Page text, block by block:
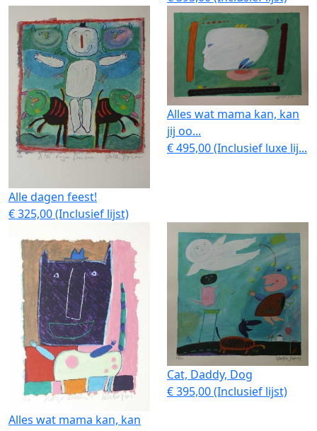
Alle dagen feest!
€ 325,00 (Inclusief lijst)
Alles wat mama kan, kan
jij oo...
€ 495,00 (Inclusief luxe lij...
Alles wat mama kan, kan
Cat, Daddy, Dog
€ 395,00 (Inclusief lijst)